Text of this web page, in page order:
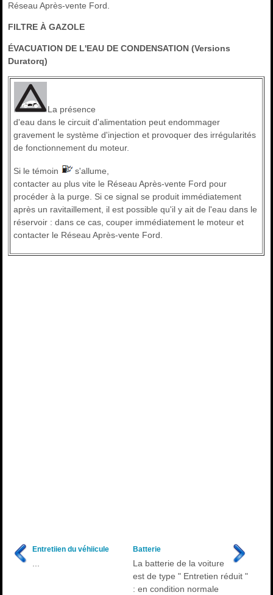
Réseau Après-vente Ford.
FILTRE À GAZOLE
ÉVACUATION DE L'EAU DE CONDENSATION (Versions
Duratorq)
La présence
d'eau dans le circuit d'alimentation peut endommager
gravement le système d'injection et provoquer des irrégularités
de fonctionnement du moteur.
Si le témoin
s'allume,
contacter au plus vite le Réseau Après-vente Ford pour
procéder à la purge. Si ce signal se produit immédiatement
après un ravitaillement, il est possible qu'il y ait de l'eau dans le
réservoir : dans ce cas, couper immédiatement le moteur et
contacter le Réseau Après-vente Ford.
Entretiien du véhiicule Batterie
La batterie de la voiture
est de type " Entretien réduit "
: en condition normale